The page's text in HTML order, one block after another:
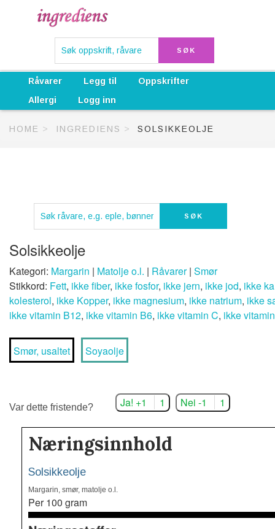
Råvarer Legg til
Oppskrifter
Allergi
Logg inn
HOME INGREDIENS SOLSIKKEOLJE
Solsikkeolje
Kategori: Margarin | Matolje o.l. | Råvarer| Smør
Stikkord: Fett, ikke fiber, ikke fosfor, ikke jern, ikke jod, ikke
kolesterol, ikke Kopper, ikke magnesium, ikke natrium, ikke
ikke vitamin B12, ikke vitamin B6, ikke vitamin C, ikke
Smør, usaltet Soyaolje
Var dette fristende? Ja! +1 1 Nei -1 1
Næringsinnhold
Solsikkeolje
Margarin, smør, matolje o.l.
Per 100 gram